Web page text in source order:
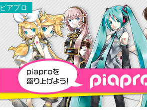
ピアプロ